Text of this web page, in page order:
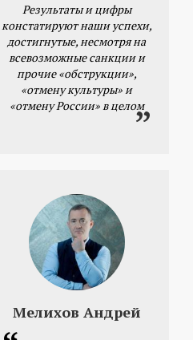
Результаты и цифры
констатируют наши успехи,
достигнутые, несмотря на
всевозможные санкции и
прочие «обструкции»,
«отмену культуры» и
«отмену России» в целом
Мелихов Андрей